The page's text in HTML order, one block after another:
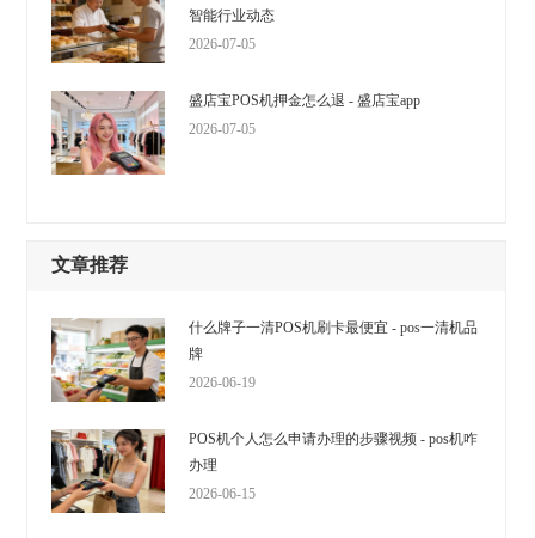
智能行业动态
2026-07-05
盛店宝POS机押金怎么退 - 盛店宝app
2026-07-05
文章推荐
什么牌子一清POS机刷卡最便宜 - pos一清机品
牌
2026-06-19
POS机个人怎么申请办理的步骤视频 - pos机咋
办理
2026-06-15